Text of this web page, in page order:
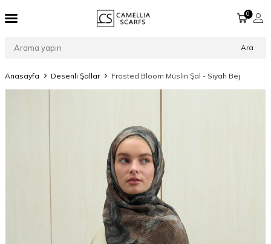
Ara
0
Anasayfa Desenli Şallar Frosted Bloom Müslin Şal - Siyah Bej